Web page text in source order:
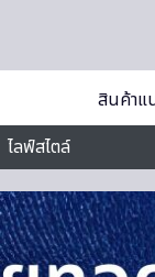
สินค้าแ
ไลฟ์สไตล์